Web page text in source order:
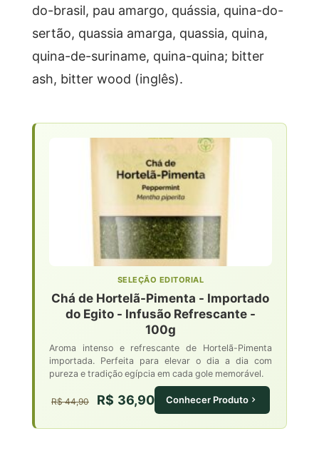
do-brasil, pau amargo, quássia, quina-do-
sertão, quassia amarga, quassia, quina,
quina-de-suriname, quina-quina; bitter
ash, bitter wood (inglês).
SELEÇÃO EDITORIAL
Chá de Hortelã-Pimenta - Importado
do Egito - Infusão Refrescante -
100g
Aroma intenso e refrescante de Hortelã-Pimenta
importada. Perfeita para elevar o dia a dia com
pureza e tradição egípcia em cada gole memorável.
R$ 44,90 R$ 36,90 Conhecer Produto